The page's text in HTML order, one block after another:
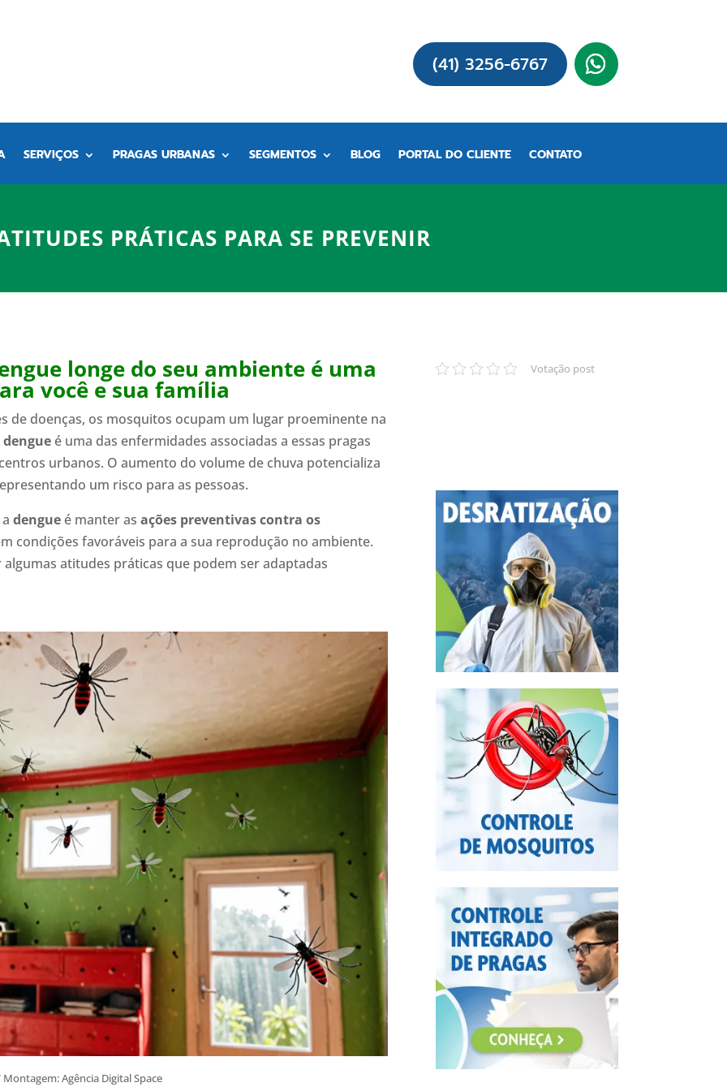
(41) 3256-6767
SERVIÇOS PRAGAS URBANAS SEGMENTOS BLOG PORTAL DO CLIENTE CONTATO
PRÁTICAS PARA SE PREVENIR
longe do seu ambiente é uma
você e sua família
de doenças, os mosquitos ocupam um lugar proeminente na
dengue é uma das enfermidades associadas a essas pragas
urbanos. O aumento do volume de chuva potencializa
um risco para as pessoas.
dengue é manter asações preventivas contra os
condições favoráveis para a sua reprodução no ambiente.
atitudes práticas que podem ser adaptadas
Agência Digital Space
Votação post